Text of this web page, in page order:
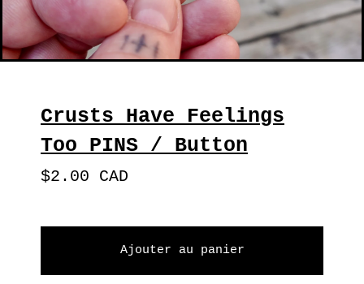
Crusts Have Feelings
Too PINS / Button
$2.00 CAD
Ajouter au panier